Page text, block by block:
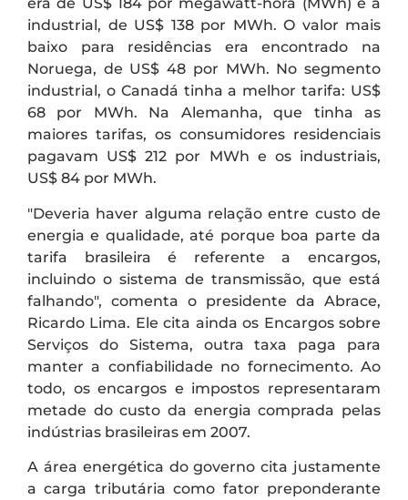
industrial, de US$ 138 por MWh. O valor mais
baixo para residências era encontrado na
Noruega, de US$ 48 por MWh. No segmento
industrial, o Canadá tinha a melhor tarifa: US$
68 por MWh. Na Alemanha, que tinha as
maiores tarifas, os consumidores residenciais
pagavam US$ 212 por MWh e os industriais,
US$ 84 por MWh.
"Deveria haver alguma relação entre custo de
energia e qualidade, até porque boa parte da
tarifa brasileira é referente a encargos,
incluindo o sistema de transmissão, que está
falhando", comenta o presidente da Abrace,
Ricardo Lima. Ele cita ainda os Encargos sobre
Serviços do Sistema, outra taxa paga para
manter a confiabilidade no fornecimento. Ao
todo, os encargos e impostos representaram
metade do custo da energia comprada pelas
indústrias brasileiras em 2007.
A área energética do governo cita justamente
a carga tributária como fator preponderante